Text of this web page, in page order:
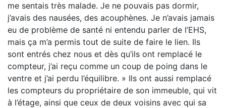
me sentais très malade. Je ne pouvais pas dormir,
j’avais des nausées, des acouphènes. Je n’avais jamais
eu de problème de santé ni entendu parler de l’EHS,
mais ça m’a permis tout de suite de faire le lien. Ils
sont entrés chez nous et dès qu’ils ont remplacé le
compteur, j’ai reçu comme un coup de poing dans le
ventre et j’ai perdu l’équilibre. » Ils ont aussi remplacé
les compteurs du propriétaire de son immeuble, qui vit
à l’étage, ainsi que ceux de deux voisins avec qui sa